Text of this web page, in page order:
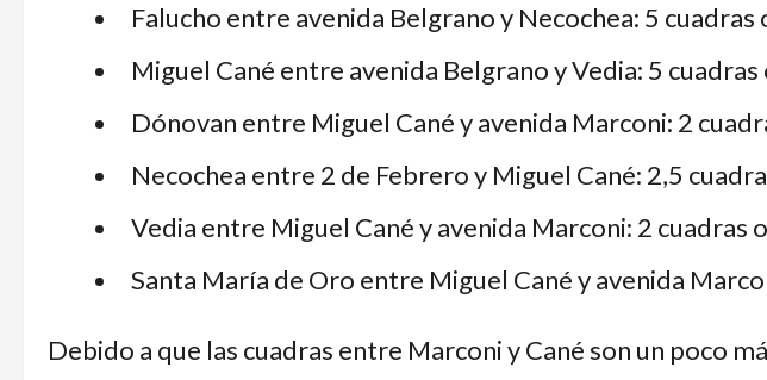
Falucho entre avenida Belgrano y Necochea: 5
Miguel Cané entre avenida Belgrano y Vedia: 5
Dónovan entre Miguel Cané y avenida Marconi: 2
Necochea entre 2 de Febrero y Miguel Cané: 2,5
Vedia entre Miguel Cané y avenida Marconi: 2 cuadras
Santa María de Oro entre Miguel Cané y avenida
Debido a que las cuadras entre Marconi y Cané son un poco